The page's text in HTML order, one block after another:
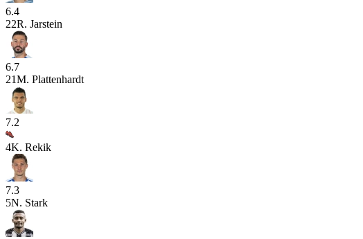
6.4
22R. Jarstein
6.7
21M. Plattenhardt
7.2
4K. Rekik
7.3
5N. Stark